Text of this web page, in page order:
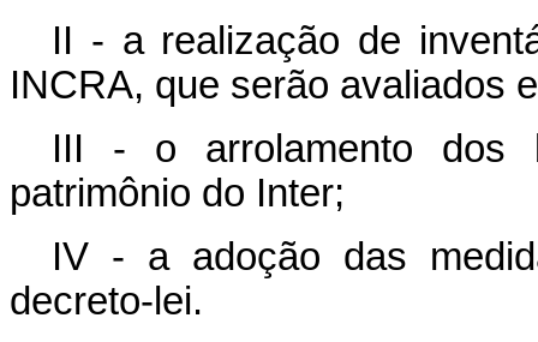
II - a realização de
INCRA, que serão avaliados
III - o arrolamento dos
patrimônio do Inter;
IV - a adoção das
decreto-lei.